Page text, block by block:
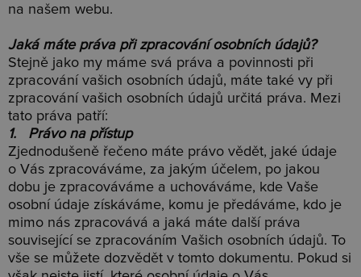
na našem webu.
Jaká máte práva při zpracování osobních údajů?
Stejně jako my máme svá práva a povinnosti při
zpracování vašich osobních údajů, máte také vy při
zpracování vašich osobních údajů určitá práva. Mezi
tato práva patří:
1. Právo na přístup
Zjednodušeně řečeno máte právo vědět, jaké údaje
o Vás zpracováváme, za jakým účelem, po jakou
dobu je zpracováváme a uchováváme, kde Vaše
osobní údaje získáváme, komu je předáváme, kdo je
mimo nás zpracovává a jaká máte další práva
související se zpracováním Vašich osobních údajů. To
vše se můžete dozvědět v tomto dokumentu. Pokud si